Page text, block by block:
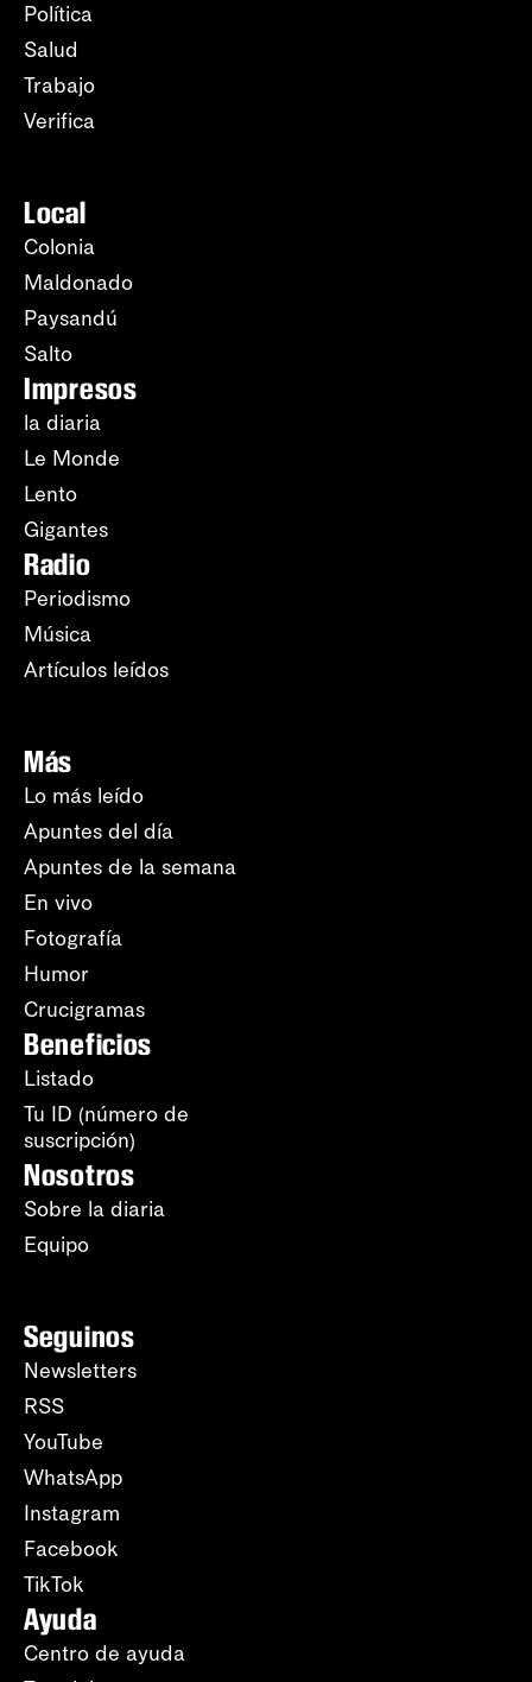
Política
Salud
Trabajo
Verifica
Local
Colonia
Maldonado
Paysandú
Salto
Impresos
la diaria
Le Monde
Lento
Gigantes
Radio
Periodismo
Música
Artículos leídos
Más
Lo más leído
Apuntes del día
Apuntes de la semana
En vivo
Fotografía
Humor
Crucigramas
Beneficios
Listado
Tu ID (número de
suscripción)
Nosotros
Sobre la diaria
Equipo
Seguinos
Newsletters
RSS
YouTube
WhatsApp
Instagram
Facebook
TikTok
Ayuda
Centro de ayuda